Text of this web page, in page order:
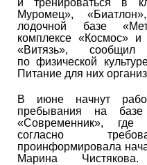
и тренироваться в
Муромец»,
лодочной базе
комплексе «Космос»
«Витязь», сообщил
по физической
Питание для них
В июне начнут
пребывания на
«Современник»,
согласно
проинформировала
Марина